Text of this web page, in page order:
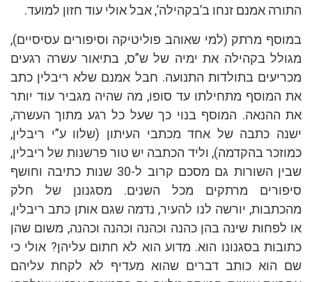
התורה אמנם זנחו ב’בקהילה’, אבל אולי עוד חזון למועד.
במוסף מרתק (למי שאוהב פוליטיקה וסיפורים עסיסיים),
מגולל בקהילה את ימיה של ש”ס, בתיאור עשרה רגעים
מכריעים בתולדות התנועה. חבל אמנם שלא ריבלין כתב
את המוסף מתחילתו עד סופו, מה שהיה מגביר עוד יותר
את ההנאה. המוסף בנוי כך שעל כל רגע מתוך העשרה,
ישנה כתבה של אחד מכתבי העיתון (שלוו ע”י ריבלין,
כמוזכר בהקדמה), וליד הכתבה יש טור פרשנות של ריבלין,
שבין השורות גם מסכם קרוב ל-30 שנות כתיבה וחושף
סיפורים מרתקים מכל השנים. מסגנונן של חלק
מהכתבות, יורשה לנו להעיר, נדמה שגם אותן כתב ריבלין,
או לפחות שינה בהן כהנה וכהנה וכהנה וכהנה, משום שהן
כתובות בסגנונו הוא. מדוע הוא לא חתום עליהן? אולי כי
שם הוא כותב דברים שהוא מעדיף לא לקחת עליהם